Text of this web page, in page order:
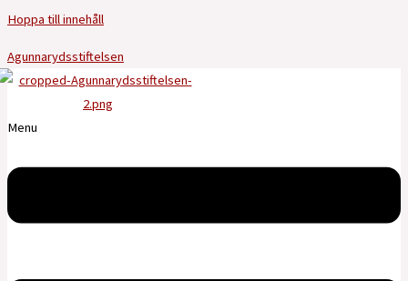
Hoppa till innehåll
Agunnarydsstiftelsen
Menu